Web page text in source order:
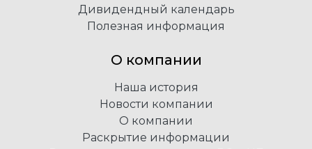
Дивидендный календарь
Полезная информация
О компании
Наша история
Новости компании
О компании
Раскрытие информации